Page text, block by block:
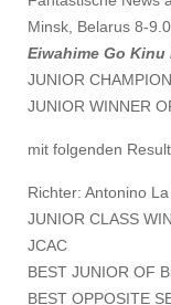
Minsk, Belarus 8-
Eiwahime Go Kinu
JUNIOR
JUNIOR WINNER
mit folgenden
Richter: Antonino
JUNIOR CLASS
JCAC
BEST JUNIOR OF
BEST OPPOSITE